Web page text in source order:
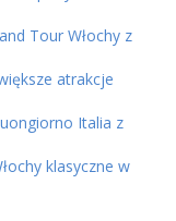
Tour Włochy z
atrakcje
Italia z
klasyczne w